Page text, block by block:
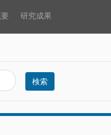
研究成果
検索